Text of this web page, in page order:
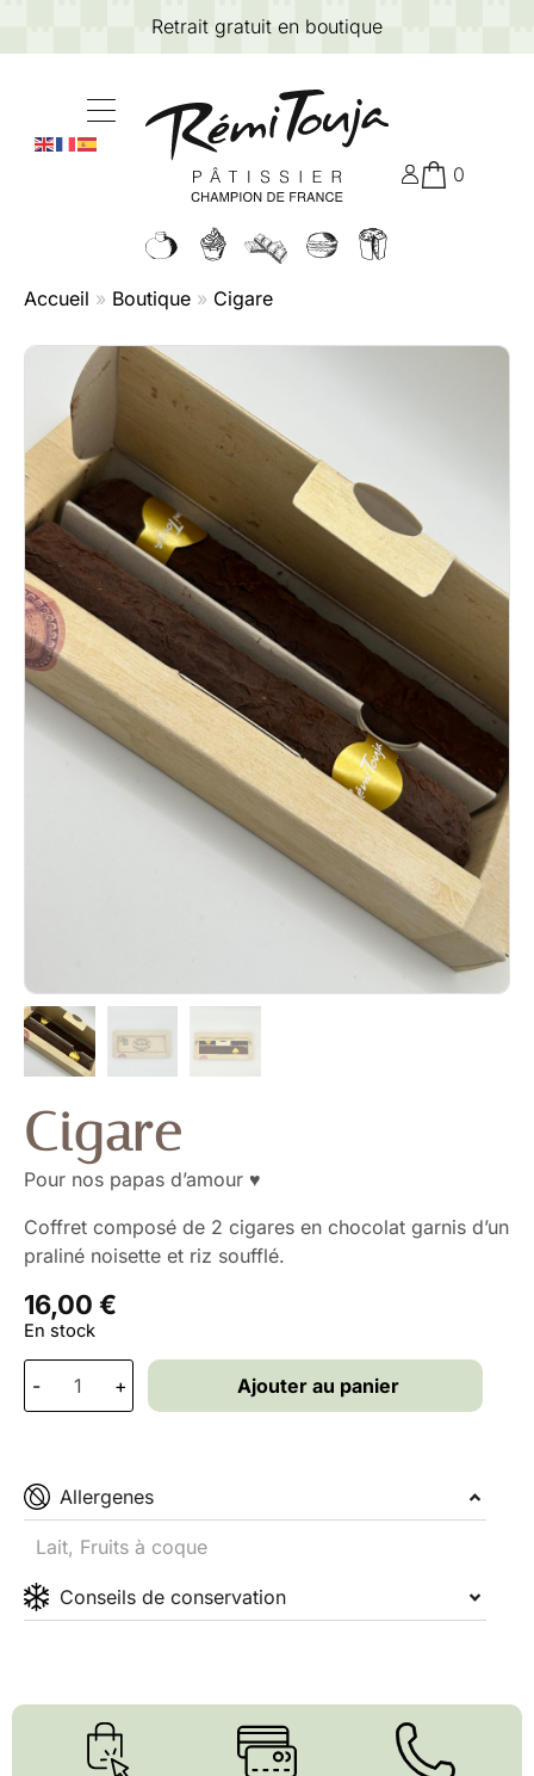
Retrait gratuit en boutique
0
Accueil » Boutique » Cigare
Cigare
Pour nos papas d’amour ♥
Coffret composé de 2 cigares en chocolat garnis d’un
praliné noisette et riz soufflé.
16,00 €
En stock
- + Ajouter au panier
Allergenes
Lait, Fruits à coque
Conseils de conservation